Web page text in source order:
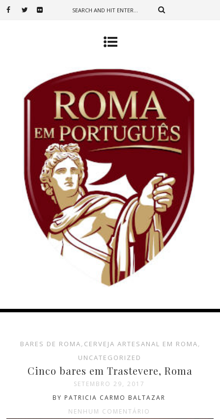
BARES DE ROMA, CERVEJA ARTESANAL EM ROMA,
UNCATEGORIZED
Cinco bares em Trastevere, Roma
SETEMBRO 29, 2017
BY PATRICIA CARMO BALTAZAR
NENHUM COMENTÁRIO